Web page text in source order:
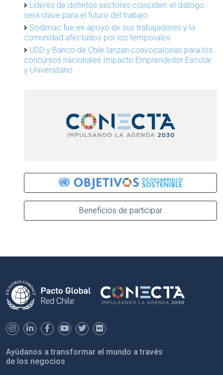
Líderes de distintos sectores coinciden: el diálogo
será clave para el futuro del trabajo
Sodimac fue en apoyo de sus trabajadores y la
comunidad afectados por los temporales
UDD y Banco de Chile lanzan convocatorias para los
concursos nacionales Impacto Emprendedor Escolar
y Universitario
Beneficios de participar
Ayúdanos a transformar el mundo a través
de los negocios